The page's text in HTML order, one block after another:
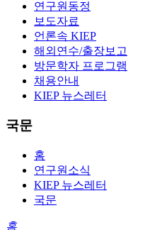
연구원동정
보도자료
언론속 KIEP
해외연수/출장보고
방문학자 프로그램
채용안내
KIEP 뉴스레터
국문
홈
연구원소식
KIEP 뉴스레터
국문
홈